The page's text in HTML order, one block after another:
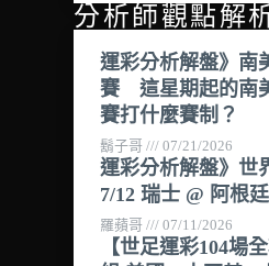
分析師觀點解
運彩分析解盤》南
賽 這星期起的南
賽打什麼賽制？
鬍子哥 07/21/2026
運彩分析解盤》世
7/12 瑞士 @ 阿根
羅蘋哥 07/11/2026
【世足運彩104場